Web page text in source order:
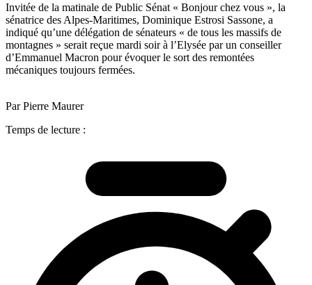
Invitée de la matinale de Public Sénat « Bonjour chez vous », la
sénatrice des Alpes-Maritimes, Dominique Estrosi Sassone, a
indiqué qu’une délégation de sénateurs « de tous les massifs de
montagnes » serait reçue mardi soir à l’Elysée par un conseiller
d’Emmanuel Macron pour évoquer le sort des remontées
mécaniques toujours fermées.
Par Pierre Maurer
Temps de lecture :